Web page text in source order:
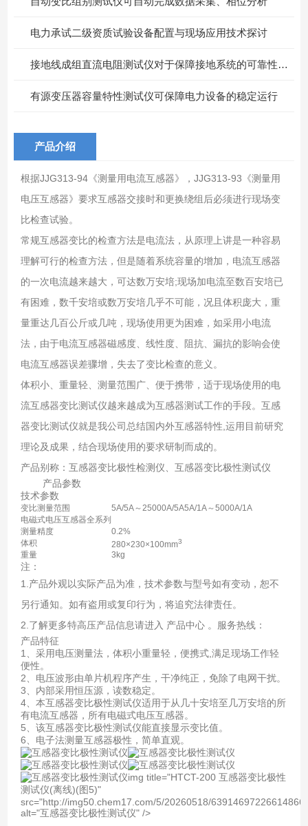
电力承试二级资质试验设备配置与现场应用技术探讨
接地线成组直流电阻测试仪对于保障接地系统的可靠性具有重要意义
有源变压器容量特性测试仪可保障电力设备的稳定运行
产品介绍
根据JJG313-94《测量用电流互感器》，JJG313-93《测量用
电压互感器》要求互感器交接时和更换绕组后必须进行现场变
比检查试验。
常规互感器变比的检查方法是电流法，从原理上讲是一种容易
理解可行的检查方法，但是随着系统容量的增加，电流互感器
的一次电流越来越大，可达数万安培;现场加电流至数百安培已
有困难，数千安培或数万安培几乎不可能，况且体积庞大，重
量重达几百公斤或几吨，现场使用更为困难，如采用小电流
法，由于电流互感器磁感度、线性度、阻抗、漏抗的影响会使
电流互感器误差骤增，失去了变比检查的意义。
体积小、重量轻、测量范围广、便于携带，适于现场使用的电
流互感器变比测试仪越来越成为互感器测试工作的手段。互感
器变比测试仪就是我公司总结国内外互感器特性,运用目前研究
理论及成果，结合现场使用的要求研制而成的。
产品别称：互感器变比极性检测仪、互感器变比极性测试仪
产品参数
技术参数
变比测量范围 5A/5A～25000A/5A5A/1A～5000A/1A
电磁式电压互感器全系列
测量精度
0.2%
体积
280×230×100mm3
重量 3kg
注：
1.产品外观以实际产品为准，技术参数与型号如有变动，恕不
另行通知。如有盗用或复印行为，将追究法律责任。
2.了解更多特高压产品信息请进入 产品中心 。服务热线：
产品特征
1、采用电压测量法，体积小重量轻，便携式,满足现场工作轻
便性。
2、电压波形由单片机程序产生，干净纯正，免除了电网干扰。
3、内部采用恒压源，读数稳定。
4、本互感器变比极性测试仪适用于从几十安培至几万安培的所
有电流互感器，所有电磁式电压互感器。
5、该互感器变比极性测试仪能直接显示变比值。
6、电子法测量互感器极性，简单直观。
img title="HTCT-200 互感器变比极性
测试仪(离线)(图5)"
src="http://img50.chem17.com/5/20260518/
alt="互感器变比极性测试仪" />